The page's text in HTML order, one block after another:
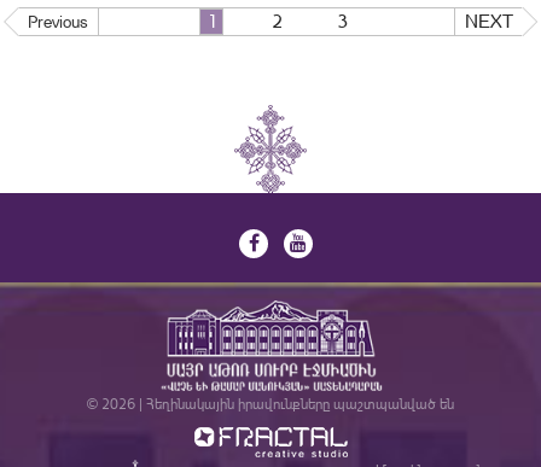
Previous 1 2 3 NEXT
© 2026 | Հեղինակային իրավունքները պաշտպանված են